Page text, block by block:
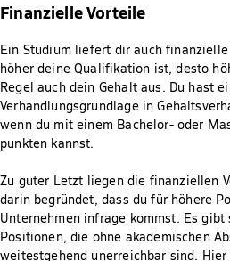
Finanzielle Vorteile
Ein Studium liefert dir auch finanzielle
höher deine Qualifikation ist, desto
Regel auch dein Gehalt aus. Du hast
Verhandlungsgrundlage in
wenn du mit einem Bachelor- oder
punkten kannst.
Zu guter Letzt liegen die finanziellen
darin begründet, dass du für höhere
Unternehmen infrage kommst. Es gibt
Positionen, die ohne akademischen
weitestgehend unerreichbar sind. Hier